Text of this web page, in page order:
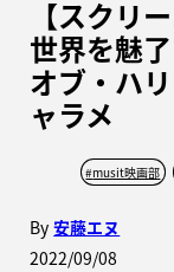
【スクリ
世界を魅
オブ・ハ
ャラメ
#musit映画部
By 安藤エヌ
2022/09/08